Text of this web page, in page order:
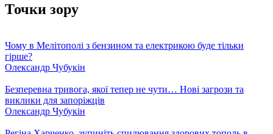
Точки зору
Чому в Мелітополі з бензином та електрикою буде тільки
гірше?
Олександр Чубукін
Безперевна тривога, якої тепер не чути… Нові загрози та
виклики для запоріжців
Олександр Чубукін